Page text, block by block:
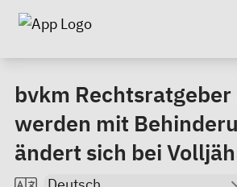
bvkm Rechtsratgeber
werden mit
ändert sich bei